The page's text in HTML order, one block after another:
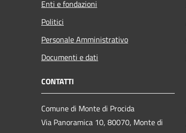
Enti e fondazioni
Politici
Personale Amministrativo
Documenti e dati
CONTATTI
Comune di Monte di Procida
Via Panoramica 10, 80070, Monte di